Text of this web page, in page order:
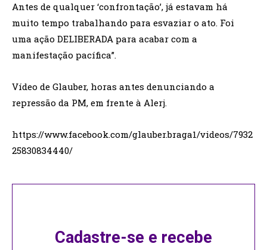
Antes de qualquer ‘confrontação’, já estavam há
muito tempo trabalhando para esvaziar o ato. Foi
uma ação DELIBERADA para acabar com a
manifestação pacífica”.
Vídeo de Glauber, horas antes denunciando a
repressão da PM, em frente à Alerj.
https://www.facebook.com/glauber.braga1/videos/7932
25830834440/
Cadastre-se e recebe